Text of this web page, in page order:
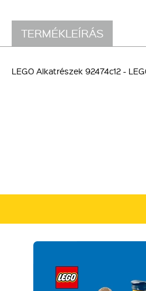
TERMÉKLEÍRÁS
LEGO Alkatrészek 92474c12 -